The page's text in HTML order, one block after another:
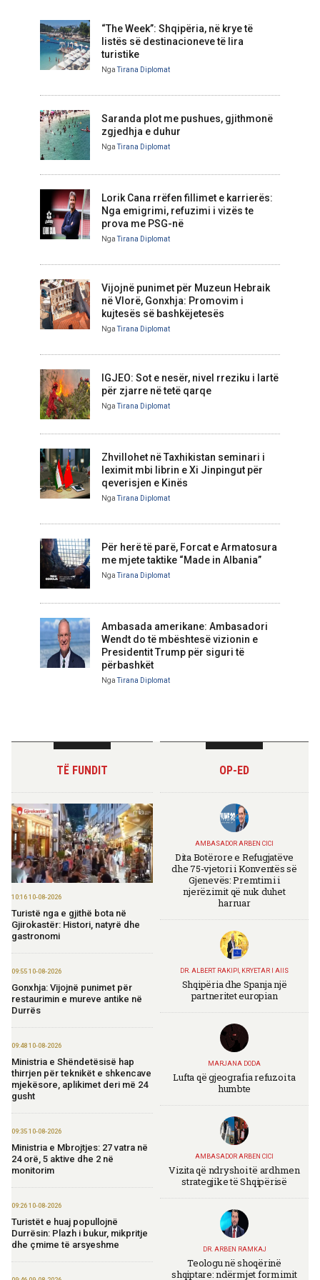
“The Week”: Shqipëria, në krye të
listës së destinacioneve të lira
turistike
NgaTirana Diplomat
Saranda plot me pushues, gjithmonë
zgjedhja e duhur
NgaTirana Diplomat
Lorik Cana rrëfen fillimet e karrierës:
Nga emigrimi, refuzimi i vizës te
prova me PSG-në
NgaTirana Diplomat
Vijojnë punimet për Muzeun Hebraik
në Vlorë, Gonxhja: Promovim i
kujtesës së bashkëjetesës
NgaTirana Diplomat
IGJEO: Sot e nesër, nivel rreziku i lartë
për zjarre në tetë qarqe
NgaTirana Diplomat
Zhvillohet në Taxhikistan seminari i
leximit mbi librin e Xi Jinpingut për
qeverisjen e Kinës
NgaTirana Diplomat
Për herë të parë, Forcat e Armatosura
me mjete taktike “Made in Albania”
NgaTirana Diplomat
Ambasada amerikane: Ambasadori
Wendt do të mbështesë vizionin e
Presidentit Trump për siguri të
përbashkët
NgaTirana Diplomat
TË FUNDIT
10:16 10-08-2026
Turistë nga e gjithë bota në
Gjirokastër: Histori, natyrë dhe
gastronomi
09:55 10-08-2026
Gonxhja: Vijojnë punimet për
restaurimin e mureve antike në
Durrës
09:48 10-08-2026
Ministria e Shëndetësisë hap
thirrjen për teknikët e shkencave
mjekësore, aplikimet deri më 24
gusht
09:35 10-08-2026
Ministria e Mbrojtjes: 27 vatra në
24 orë, 5 aktive dhe 2 në
monitorim
09:26 10-08-2026
Turistët e huaj popullojnë
Durrësin: Plazh i bukur, mikpritje
dhe çmime të arsyeshme
OP-ED
AMBASADOR ARBEN CICI
Dita Botërore e Refugjatëve
dhe 75-vjetori i Konventës së
Gjenevës: Premtimi i
njerëzimit që nuk duhet
harruar
DR. ALBERT RAKIPI, KRYETAR I AIIS
Shqipëria dhe Spanja një
partneritet europian
MARJANA DODA
Lufta që gjeografia refuzoi ta
humbte
AMBASADOR ARBEN CICI
Vizita që ndryshoi të ardhmen
strategjike të Shqipërisë
DR. ARBEN RAMKAJ
Teologu në shoqërinë
shqiptare: ndërmjet formimit